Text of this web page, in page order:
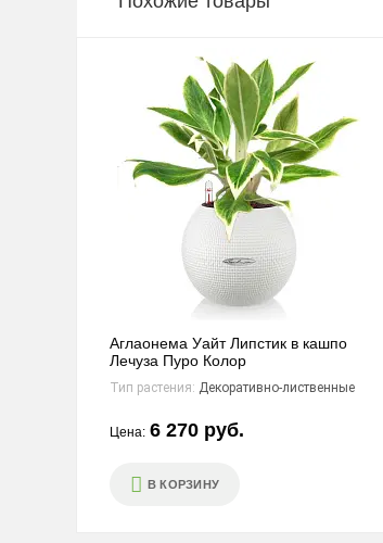
Аглаонема Уайт Липстик в кашпо
Лечуза Пуро Колор
Тип растения: Декоративно-лиственные
Цена: 6 270 руб.
В КОРЗИНУ